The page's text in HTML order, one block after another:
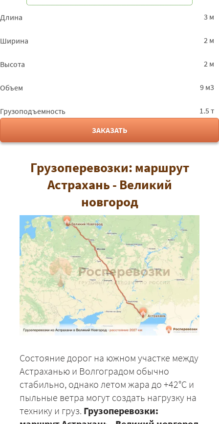
Длина 3 м
Ширина 2 м
Высота 2 м
Объем 9 м3
Грузоподъемность
1.5 т
ЗАКАЗАТЬ
Грузоперевозки: маршрут
Астрахань - Великий
новгород
Состояние дорог на южном участке между
Астраханью и Волгоградом обычно
стабильно, однако летом жара до +42°С и
пыльные ветра могут создать нагрузку на
технику и груз. Грузоперевозки: